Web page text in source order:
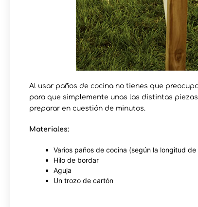
Al usar paños de cocina no tienes que
para que simplemente unas las distintas
preparar en cuestión de minutos.
Materiales:
Varios paños de cocina (según la longitud de
Hilo de bordar
Aguja
Un trozo de cartón